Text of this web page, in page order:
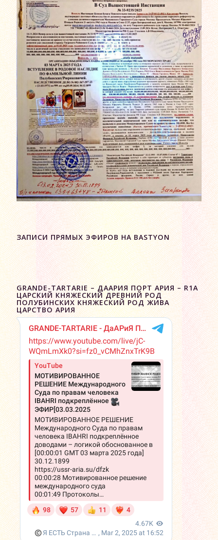
ЗАПИСИ ПРЯМЫХ ЭФИРОВ НА BASTYON
GRANDE-TARTARIE – ДААРИЯ ПОРТ АРИЯ – R1A
ЦАРСКИЙ КНЯЖЕСКИЙ ДРЕВНИЙ РОД
ПОЛУБИНСКИХ КНЯЖЕСКИЙ РОД ЖИВА
ЦАРСТВО АРИЯ